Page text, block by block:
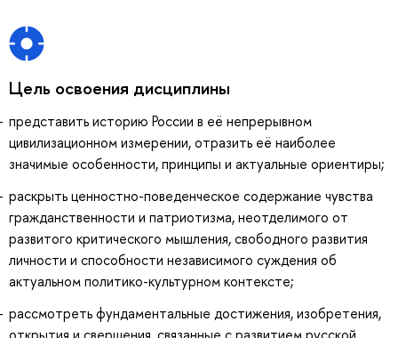
Цель освоения дисциплины
представить историю России в её непрерывном
цивилизационном измерении, отразить её наиболее
значимые особенности, принципы и актуальные ориентиры;
раскрыть ценностно-поведенческое содержание чувства
гражданственности и патриотизма, неотделимого от
развитого критического мышления, свободного развития
личности и способности независимого суждения об
актуальном политико-культурном контексте;
рассмотреть фундаментальные достижения, изобретения,